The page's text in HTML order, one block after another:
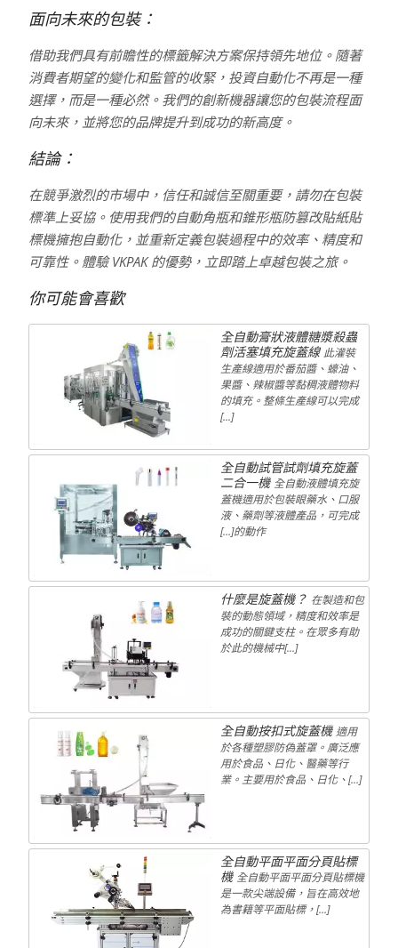
面向未來的包裝：
借助我們具有前瞻性的標籤解決方案保持領先地位。隨著
消費者期望的變化和監管的收緊，投資自動化不再是一種
選擇，而是一種必然。我們的創新機器讓您的包裝流程面
向未來，並將您的品牌提升到成功的新高度。
結論：
在競爭激烈的市場中，信任和誠信至關重要，請勿在包裝
標準上妥協。使用我們的自動角瓶和錐形瓶防篡改貼紙貼
標機擁抱自動化，並重新定義包裝過程中的效率、精度和
可靠性。體驗 VKPAK 的優勢，立即踏上卓越包裝之旅。
你可能會喜歡
全自動膏狀液體糖漿殺蟲
劑活塞填充旋蓋線 此灌裝
生產線適用於番茄醬、蠔油、
果醬、辣椒醬等黏稠液體物料
的填充。整條生產線可以完成
[...]
全自動試管試劑填充旋蓋
二合一機 全自動液體填充旋
蓋機適用於包裝眼藥水、口服
液、藥劑等液體產品，可完成
[…]的動作
什麼是旋蓋機？ 在製造和包
裝的動態領域，精度和效率是
成功的關鍵支柱。在眾多有助
於此的機械中[...]
全自動按扣式旋蓋機 適用
於各種塑膠防偽蓋罩。廣泛應
用於食品、日化、醫藥等行
業。主要用於食品、日化、[…]
全自動平面平面分頁貼標
機 全自動平面平面分頁貼標機
是一款尖端設備，旨在高效地
為書籍等平面貼標，[...]